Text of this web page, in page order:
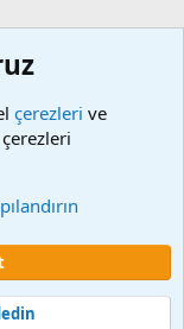
Ana sayfa
Ltd.
çerezleri ve